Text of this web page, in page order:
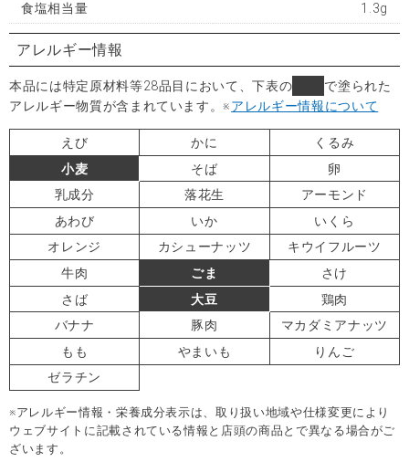
食塩相当量 1.3g
アレルギー情報
本品には特定原材料等28品目において、下表の
で塗られた
アレルギー物質が含まれています。※アレルギー情報について
えび かに
くるみ
小麦
そば
卵
乳成分
落花生
アーモンド
あわび
いか
いくら
オレンジ
カシューナッツ
キウイフルーツ
牛肉
ごま
さけ
さば
大豆
鶏肉
バナナ
豚肉
マカダミアナッツ
もも
やまいも
りんご
ゼラチン
※アレルギー情報・栄養成分表示は、取り扱い地域や仕様変更により
ウェブサイトに記載されている情報と店頭の商品とで異なる場合がご
ざいます。